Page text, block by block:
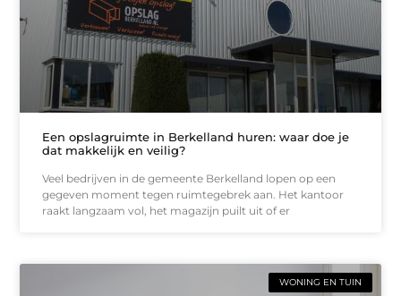
Een opslagruimte in Berkelland huren: waar doe je
dat makkelijk en veilig?
Veel bedrijven in de gemeente Berkelland lopen op een
gegeven moment tegen ruimtegebrek aan. Het kantoor
raakt langzaam vol, het magazijn puilt uit of er
WONING EN TUIN